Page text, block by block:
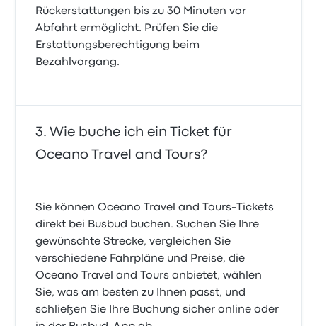
Rückerstattungen bis zu 30 Minuten vor
Abfahrt ermöglicht. Prüfen Sie die
Erstattungsberechtigung beim
Bezahlvorgang.
Wie buche ich ein Ticket für
Oceano Travel and Tours?
Sie können Oceano Travel and Tours-Tickets
direkt bei Busbud buchen. Suchen Sie Ihre
gewünschte Strecke, vergleichen Sie
verschiedene Fahrpläne und Preise, die
Oceano Travel and Tours anbietet, wählen
Sie, was am besten zu Ihnen passt, und
schließen Sie Ihre Buchung sicher online oder